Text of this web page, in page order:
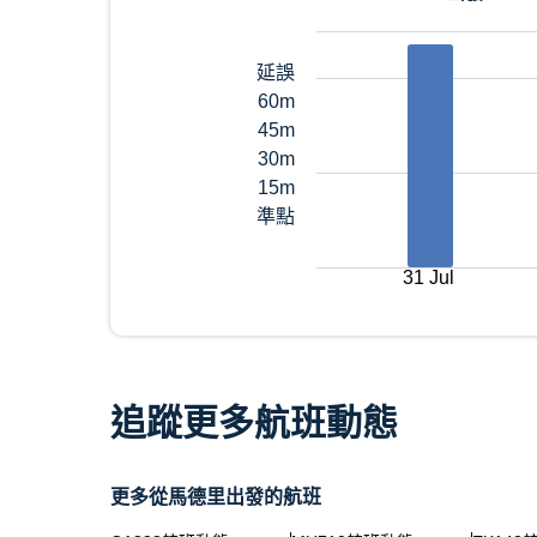
延誤
60m
45m
30m
15m
準點
31 Jul
追蹤更多航班動態
更多從馬德里出發的航班